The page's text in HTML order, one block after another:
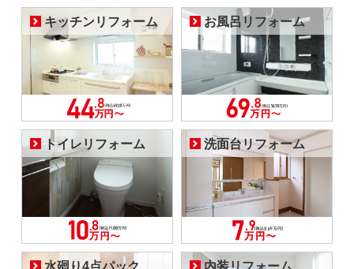
キッチンリフォーム お風呂リフォーム
トイレリフォーム 洗面台リフォーム